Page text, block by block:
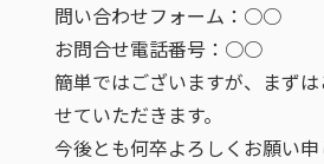
問い合わせフォーム：○○
お問合せ電話番号：○○
簡単ではございますが、まず
せていただきます。
今後とも何卒よろしくお願い申